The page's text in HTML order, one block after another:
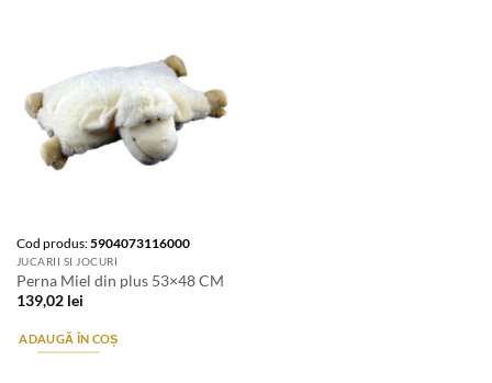
Cod produs:5904073116000
JUCARII SI JOCURI
Perna Miel din plus 53×48 CM
139,02 lei
ADAUGĂ ÎN COȘ